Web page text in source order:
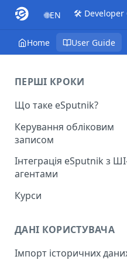
🌐EN 🛠️ Developer
Home User Guide
ПЕРШІ КРОКИ
Що таке eSputnik?
Початок роботи з
Огляд основних розділів
eSputnik
Розумні кампанії з
практичний гід по ШІ
старт
Поширені питання:
Поповнення рахунку
Керування обліковим
записом
Створення акаунту
Підключення МФА
Керування
занепокоєння
Інтеграція eSputnik з
агентами
Налаштування плагіна
для Claude Code та
Налаштування плагіна
для OpenAI Codex
Курси
ДАНІ КОРИСТУВАЧА
Імпорт історичних